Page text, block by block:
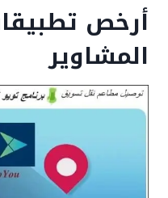
أرخص
المشاوير